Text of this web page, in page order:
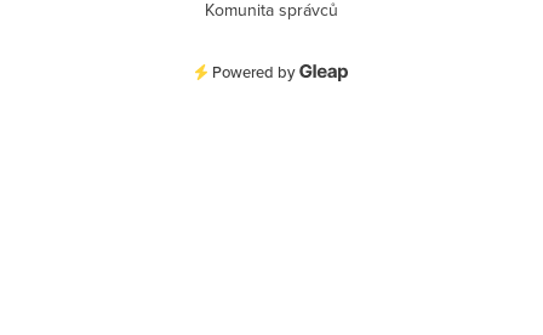
Komunita správců
Powered by